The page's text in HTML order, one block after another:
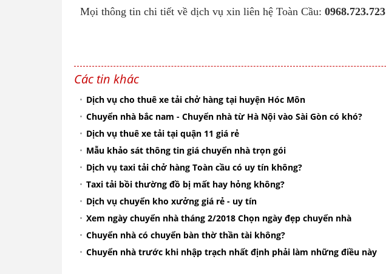
Mọi thông tin chi tiết về dịch vụ xin liên hệ Toàn Cầu: 0968.723.723
Các tin khác
Dịch vụ cho thuê xe tải chở hàng tại huyện Hóc Môn
Chuyển nhà bắc nam - Chuyển nhà từ Hà Nội vào Sài Gòn có khó?
Dịch vụ thuê xe tải tại quận 11 giá rẻ
Mẫu khảo sát thông tin giá chuyển nhà trọn gói
Dịch vụ taxi tải chở hàng Toàn cầu có uy tín không?
Taxi tải bồi thường đồ bị mất hay hỏng không?
Dịch vụ chuyển kho xưởng giá rẻ - uy tín
Xem ngày chuyển nhà tháng 2/2018 Chọn ngày đẹp chuyển nhà
Chuyển nhà có chuyển bàn thờ thần tài không?
Chuyển nhà trước khi nhập trạch nhất định phải làm những điều này